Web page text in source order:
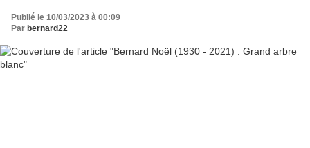
Publié le 10/03/2023 à 00:09
Par bernard22